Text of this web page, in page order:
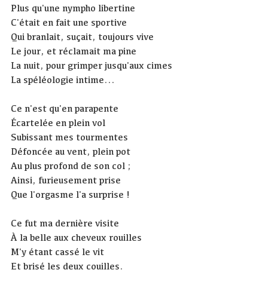
Plus qu'une nympho libertine
C'était en fait une sportive
Qui branlait, suçait, toujours vive
Le jour, et réclamait ma pine
La nuit, pour grimper jusqu'aux cimes
La spéléologie intime...
Ce n'est qu'en parapente
Écartelée en plein vol
Subissant mes tourmentes
Défoncée au vent, plein pot
Au plus profond de son col ;
Ainsi, furieusement prise
Que l'orgasme l'a surprise !
Ce fut ma dernière visite
À la belle aux cheveux rouilles
M'y étant cassé le vit
Et brisé les deux couilles.